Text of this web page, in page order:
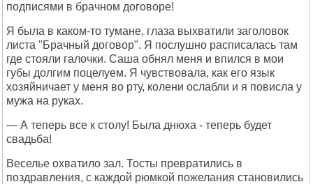
подписями в брачном договоре!
Я была в каком-то тумане, глаза выхватили заголовок
листа "Брачный договор". Я послушно расписалась там
где стояли галочки. Саша обнял меня и впился в мои
губы долгим поцелуем. Я чувствовала, как его язык
хозяйничает у меня во рту, колени ослабли и я повисла у
мужа на руках.
— А теперь все к столу! Была днюха - теперь будет
свадьба!
Веселье охватило зал. Тосты превратились в
поздравления, с каждой рюмкой пожелания становились